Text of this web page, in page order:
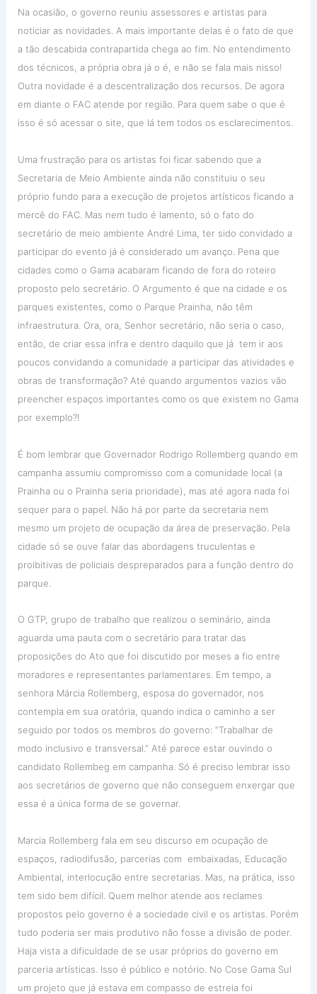
Na ocasião, o governo reuniu assessores e artistas para
noticiar as novidades. A mais importante delas é o fato de que
a tão descabida contrapartida chega ao fim. No entendimento
dos técnicos, a própria obra já o é, e não se fala mais nisso!
Outra novidade é a descentralização dos recursos. De agora
em diante o FAC atende por região. Para quem sabe o que é
isso é só acessar o site, que lá tem todos os esclarecimentos.
Uma frustração para os artistas foi ficar sabendo que a
Secretaria de Meio Ambiente ainda não constituiu o seu
próprio fundo para a execução de projetos artísticos ficando a
mercê do FAC. Mas nem tudo é lamento, só o fato do
secretário de meio ambiente André Lima, ter sido convidado a
participar do evento já é considerado um avanço. Pena que
cidades como o Gama acabaram ficando de fora do roteiro
proposto pelo secretário. O Argumento é que na cidade e os
parques existentes, como o Parque Prainha, não têm
infraestrutura. Ora, ora, Senhor secretário, não seria o caso,
então, de criar essa infra e dentro daquilo que já tem ir aos
poucos convidando a comunidade a participar das atividades e
obras de transformação? Até quando argumentos vazios vão
preencher espaços importantes como os que existem no Gama
por exemplo?!
É bom lembrar que Governador Rodrigo Rollemberg quando em
campanha assumiu compromisso com a comunidade local (a
Prainha ou o Prainha seria prioridade), mas até agora nada foi
sequer para o papel. Não há por parte da secretaria nem
mesmo um projeto de ocupação da área de preservação. Pela
cidade só se ouve falar das abordagens truculentas e
proibitivas de policiais despreparados para a função dentro do
parque.
O GTP, grupo de trabalho que realizou o seminário, ainda
aguarda uma pauta com o secretário para tratar das
proposições do Ato que foi discutido por meses a fio entre
moradores e representantes parlamentares. Em tempo, a
senhora Márcia Rollemberg, esposa do governador, nos
contempla em sua oratória, quando indica o caminho a ser
seguido por todos os membros do governo: “Trabalhar de
modo inclusivo e transversal.” Até parece estar ouvindo o
candidato Rollembeg em campanha. Só é preciso lembrar isso
aos secretários de governo que não conseguem enxergar que
essa é a única forma de se governar.
Marcia Rollemberg fala em seu discurso em ocupação de
espaços, radiodifusão, parcerias com embaixadas, Educação
Ambiental, interlocução entre secretarias. Mas, na prática, isso
tem sido bem difícil. Quem melhor atende aos reclames
propostos pelo governo é a sociedade civil e os artistas. Porém
tudo poderia ser mais produtivo não fosse a divisão de poder.
Haja vista a dificuldade de se usar próprios do governo em
parceria artísticas. Isso é público e notório. No Cose Gama Sul
um projeto que já estava em compasso de estreia foi